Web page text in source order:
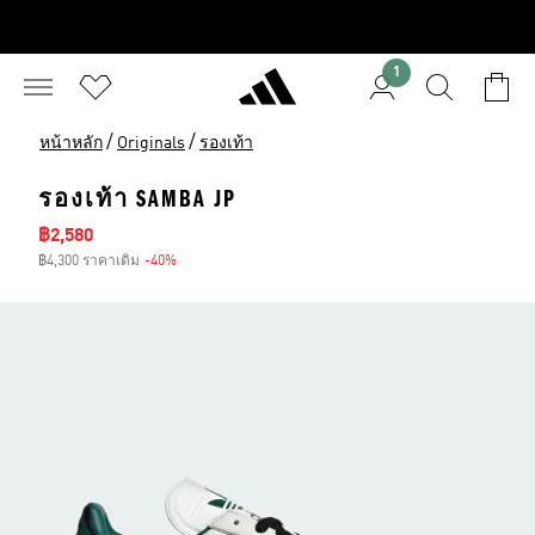
1
หน้าหลัก / Originals / รองเท้า
รองเท้า SAMBA JP
ราคาลด
฿2,580
฿4,300 ราคาเดิม -40%